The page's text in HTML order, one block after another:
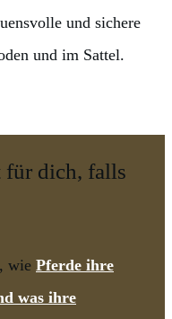
und sichere
und im Sattel.
für dich, falls
wie Pferde ihre
was ihre